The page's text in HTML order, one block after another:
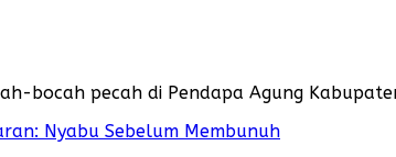
bocah pecah di Pendapa Agung